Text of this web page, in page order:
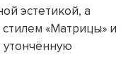
эстетикой, а
«Матрицы» и